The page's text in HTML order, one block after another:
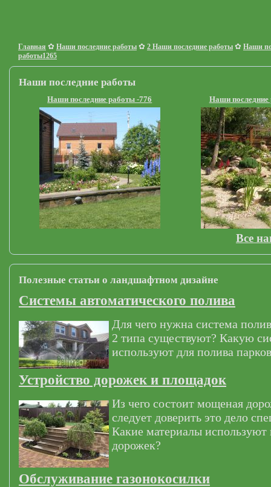
Главная ✿ Наши последние работы ✿ 2 Наши последние работы ✿ Наши
работы1265
Наши последние работы
Наши последние работы -776 Наши последние
Все
Полезные статьи о ландшафтном дизайне
Системы автоматического полива
Для чего нужна система
2 типа существуют? Какую
используют для полива
Устройство дорожек и площадок
Из чего состоит мощеная
следует доверить это дело
Какие материалы
дорожек?
Обслуживание газонокосилки